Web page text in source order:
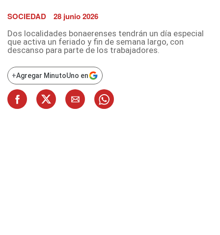
SOCIEDAD 28 junio 2026
Dos localidades bonaerenses tendrán un día especial
que activa un feriado y fin de semana largo, con
descanso para parte de los trabajadores.
+Agregar MinutoUno en